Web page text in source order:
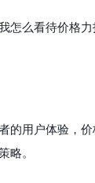
么看待价格力
的用户体验，
略。